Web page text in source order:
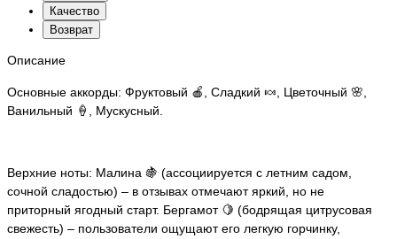
Качество
Возврат
Описание
Основные аккорды: Фруктовый 🍎, Сладкий 🍬, Цветочный 🌸,
Ванильный 🍦, Мускусный.
Верхние ноты: Малина 🍇 (ассоциируется с летним садом,
сочной сладостью) – в отзывах отмечают яркий, но не
приторный ягодный старт. Бергамот 🍋 (бодрящая цитрусовая
свежесть) – пользователи ощущают его легкую горчинку,